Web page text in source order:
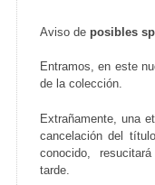
Aviso de posibles
Entramos, en este
de la colección.
Extrañamente, una
cancelación del
conocido,
tarde.